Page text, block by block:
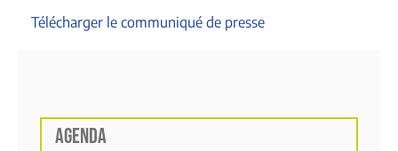
Télécharger le communiqué de presse
AGENDA